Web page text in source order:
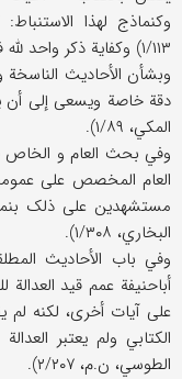
وکنماذج لهذا
۱/۱۱۳) وکفایة ذکر واحد لله في صلاة الجمعة (م.ن، ۱/۱۱۰).
وبشأن الأحادیث
دقة خاصة ویسعی إلی أن
المکي، ۱/۸۹).
وفي بحث العام و الخاص
العام المخصص علی
مستشهدین علی ذلک
البخاري، ۱/۳۰۸).
وفي باب الأحادیث
أباحنیفة عمم قید العدالة
علی آیات أخری، لکنه لم
الطوسي، ن.م، ۲/۲۰۷).